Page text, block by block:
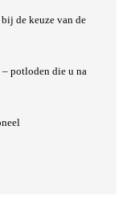
de keuze van de
– potloden die u na